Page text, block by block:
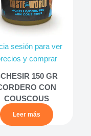
sesión para ver
y comprar
150 GR
CON
COUSCOUS
Leer más